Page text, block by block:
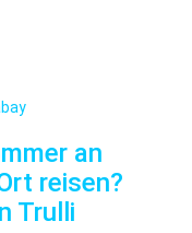
an
reisen?
Trulli